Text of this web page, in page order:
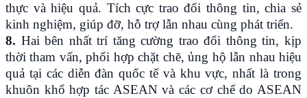
thực và hiệu quả. Tích cực trao đổi thông tin, chia sẻ
kinh nghiệm, giúp đỡ, hỗ trợ lẫn nhau cùng phát triển.
8. Hai bên nhất trí tăng cường trao đổi thông tin, kịp
thời tham vấn, phối hợp chặt chẽ, ủng hộ lẫn nhau hiệu
quả tại các diễn đàn quốc tế và khu vực, nhất là trong
khuôn khổ hợp tác ASEAN và các cơ chế do ASEAN